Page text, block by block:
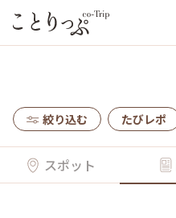
絞り込む たびレポ
スポット